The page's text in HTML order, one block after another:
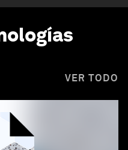
VER TODO